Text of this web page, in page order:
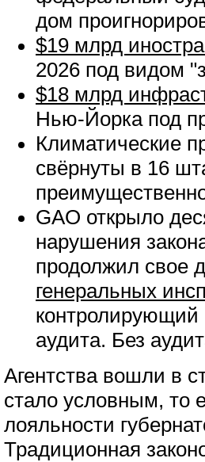
дом
$19 млрд
2026 под видом
$18 млрд
Нью-Йорка под
Климатические
свёрнуты в 16
GAO открыло
нарушения
продолжил свое
генеральных
контролирующий
аудита. Без
Агентства вошли в
стало условным, то
лояльности
Традиционная